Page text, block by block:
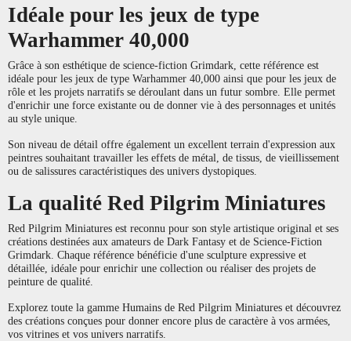
Idéale pour les jeux de type
Warhammer 40,000
Grâce à son esthétique de science-fiction Grimdark, cette référence est
idéale pour les jeux de type Warhammer 40,000 ainsi que pour les jeux de
rôle et les projets narratifs se déroulant dans un futur sombre. Elle permet
d'enrichir une force existante ou de donner vie à des personnages et unités
au style unique.
Son niveau de détail offre également un excellent terrain d'expression aux
peintres souhaitant travailler les effets de métal, de tissus, de vieillissement
ou de salissures caractéristiques des univers dystopiques.
La qualité Red Pilgrim Miniatures
Red Pilgrim Miniatures est reconnu pour son style artistique original et ses
créations destinées aux amateurs de Dark Fantasy et de Science-Fiction
Grimdark. Chaque référence bénéficie d'une sculpture expressive et
détaillée, idéale pour enrichir une collection ou réaliser des projets de
peinture de qualité.
Explorez toute la gamme Humains de Red Pilgrim Miniatures et découvrez
des créations conçues pour donner encore plus de caractère à vos armées,
vos vitrines et vos univers narratifs.